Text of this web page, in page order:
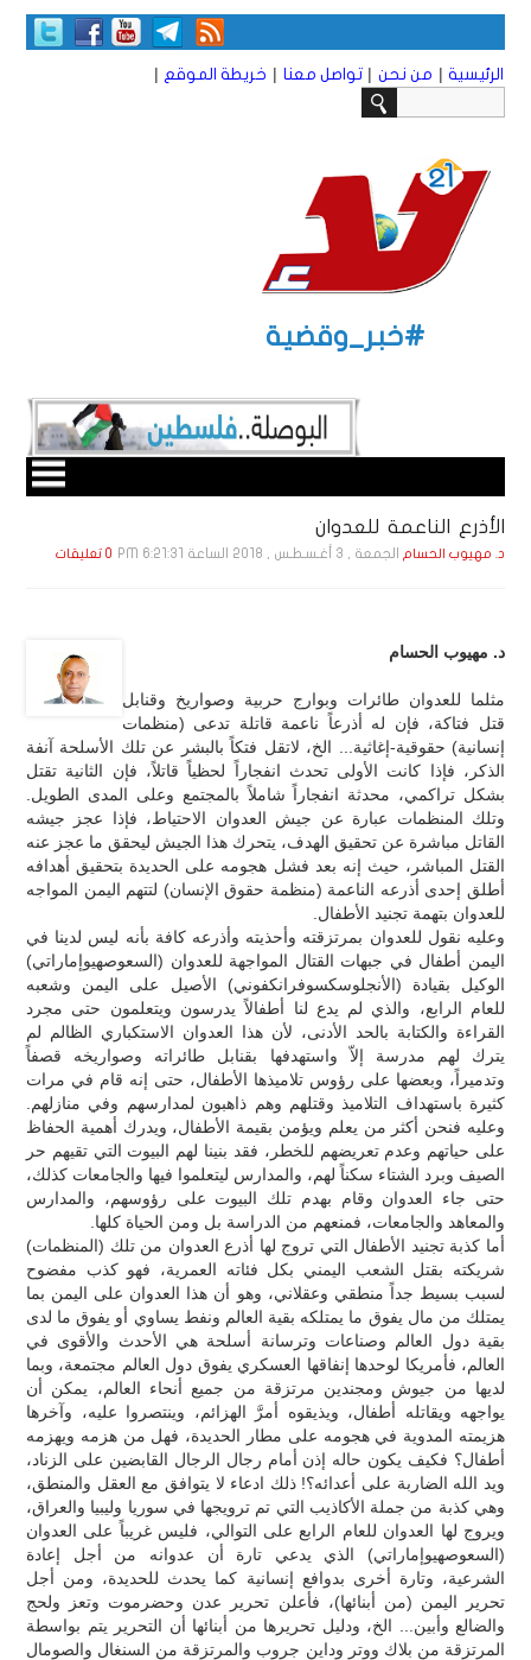
الرئيسية | من نحن | تواصل معنا | خريطة الموقع |
#خبر_وقضية
الأذرع الناعمة للعدوان
د. مهيوب الحسام الجمعة , 3 أغـسـطـس , 2018 الساعة 6:21:31 PM 0 تعليقات
د. مهيوب الحسام
مثلما للعدوان طائرات وبوارج حربية وصواريخ وقنابل
قتل فتاكة، فإن له أذرعاً ناعمة قاتلة تدعى (منظمات
إنسانية) حقوقية-إغاثية... الخ، لاتقل فتكاً بالبشر عن تلك الأسلحة آنفة
الذكر، فإذا كانت الأولى تحدث انفجاراً لحظياً قاتلاً، فإن الثانية تقتل
بشكل تراكمي، محدثة انفجاراً شاملاً بالمجتمع وعلى المدى الطويل.
وتلك المنظمات عبارة عن جيش العدوان الاحتياط، فإذا عجز جيشه
القاتل مباشرة عن تحقيق الهدف، يتحرك هذا الجيش ليحقق ما عجز عنه
القتل المباشر، حيث إنه بعد فشل هجومه على الحديدة بتحقيق أهدافه
أطلق إحدى أذرعه الناعمة (منظمة حقوق الإنسان) لتتهم اليمن المواجه
للعدوان بتهمة تجنيد الأطفال.
وعليه نقول للعدوان بمرتزقته وأحذيته وأذرعه كافة بأنه ليس لدينا في
اليمن أطفال في جبهات القتال المواجهة للعدوان (السعوصهيوإماراتي)
الوكيل بقيادة (الأنجلوسكسوفرانكفوني) الأصيل على اليمن وشعبه
للعام الرابع، والذي لم يدع لنا أطفالاً يدرسون ويتعلمون حتى مجرد
القراءة والكتابة بالحد الأدنى، لأن هذا العدوان الاستكباري الظالم لم
يترك لهم مدرسة إلاّ واستهدفها بقنابل طائراته وصواريخه قصفاً
وتدميراً، وبعضها على رؤوس تلاميذها الأطفال، حتى إنه قام في مرات
كثيرة باستهداف التلاميذ وقتلهم وهم ذاهبون لمدارسهم وفي منازلهم.
وعليه فنحن أكثر من يعلم ويؤمن بقيمة الأطفال، ويدرك أهمية الحفاظ
على حياتهم وعدم تعريضهم للخطر، فقد بنينا لهم البيوت التي تقيهم حر
الصيف وبرد الشتاء سكناً لهم، والمدارس ليتعلموا فيها والجامعات كذلك،
حتى جاء العدوان وقام بهدم تلك البيوت على رؤوسهم، والمدارس
والمعاهد والجامعات، فمنعهم من الدراسة بل ومن الحياة كلها.
أما كذبة تجنيد الأطفال التي تروج لها أذرع العدوان من تلك (المنظمات)
شريكته بقتل الشعب اليمني بكل فئاته العمرية، فهو كذب مفضوح
لسبب بسيط جداً منطقي وعقلاني، وهو أن هذا العدوان على اليمن بما
يمتلك من مال يفوق ما يمتلكه بقية العالم ونفط يساوي أو يفوق ما لدى
بقية دول العالم وصناعات وترسانة أسلحة هي الأحدث والأقوى في
العالم، فأمريكا لوحدها إنفاقها العسكري يفوق دول العالم مجتمعة، وبما
لديها من جيوش ومجندين مرتزقة من جميع أنحاء العالم، يمكن أن
يواجهه ويقاتله أطفال، ويذيقوه أمرَّ الهزائم، وينتصروا عليه، وآخرها
هزيمته المدوية في هجومه على مطار الحديدة، فهل من هزمه ويهزمه
أطفال؟ فكيف يكون حاله إذن أمام رجال الرجال القابضين على الزناد،
ويد الله الضاربة على أعدائه؟! ذلك ادعاء لا يتوافق مع العقل والمنطق،
وهي كذبة من جملة الأكاذيب التي تم ترويجها في سوريا وليبيا والعراق،
ويروج لها العدوان للعام الرابع على التوالي، فليس غريباً على العدوان
(السعوصهيوإماراتي) الذي يدعي تارة أن عدوانه من أجل إعادة
الشرعية، وتارة أخرى بدوافع إنسانية كما يحدث للحديدة، ومن أجل
تحرير اليمن (من أبنائها)، فأعلن تحرير عدن وحضرموت وتعز ولحج
والضالع وأبين... الخ، ودليل تحريرها من أبنائها أن التحرير يتم بواسطة
المرتزقة من بلاك ووتر وداين جروب والمرتزقة من السنغال والصومال